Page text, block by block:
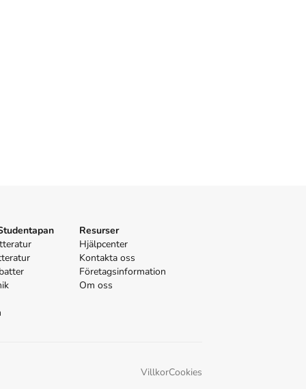
Resurser
Hjälpcenter
Kontakta oss
Företagsinformation
Om oss
VillkorCookies